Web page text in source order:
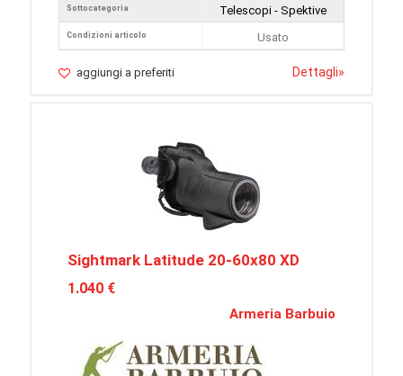
Sottocategoria
Condizioni articolo
Telescopi - Spektive
Usato
aggiungi a preferiti Dettagli»
Sightmark Latitude 20-60x80 XD
1.040 €
Armeria Barbuio